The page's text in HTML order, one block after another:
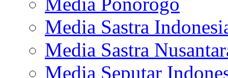
Media Sastra
Media Sastra
Media Seputar